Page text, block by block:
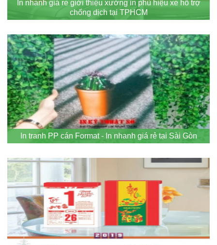
In nhanh giá re giới thiệu xưởng in phù hiệu xe hỗ trợ
chống dịch tại TPHCM
In tranh PP cán Format - In nhanh giá rẻ tại Sài Gòn